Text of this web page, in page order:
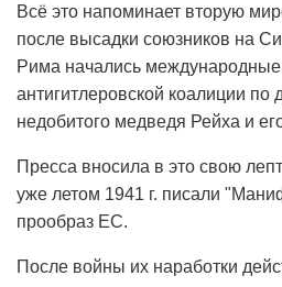
Всё это напоминает вторую
после высадки союзников на
Рима начались
антигитлеровской коалиции
недобитого медведя Рейха и
Пресса вносила в это свою
уже летом 1941 г. писали
прообраз ЕС.
После войны их наработки